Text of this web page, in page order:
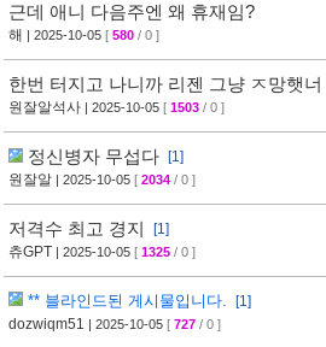
근데 애니 다음주엔 왜 휴재임?
해 | 2025-10-05 [ 580 / 0 ]
한번 터지고 나니까 리젠 그냥 ㅈ망햇너
원잘알석사 | 2025-10-05 [ 1503 / 0 ]
정신병자 무섭다
[1]
원잘알 | 2025-10-05 [ 2034 / 0 ]
저격수 최고 경지
[1]
츄GPT | 2025-10-05 [ 1325 / 0 ]
** 블라인드된 게시물입니다.
[1]
dozwiqm51 | 2025-10-05 [ 727 / 0 ]